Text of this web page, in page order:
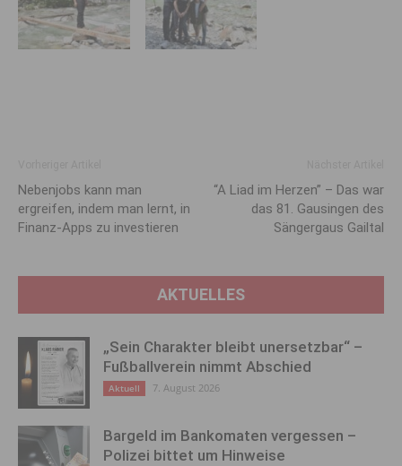
Nebenjobs kann man
ergreifen, indem man lernt, in
Finanz-Apps zu investieren
“A Liad im Herzen” – Das war
das 81. Gausingen des
Sängergaus Gailtal
AKTUELLES
„Sein Charakter bleibt unersetzbar“ –
Fußballverein nimmt Abschied
Aktuell 7. August 2026
Bargeld im Bankomaten vergessen –
Polizei bittet um Hinweise